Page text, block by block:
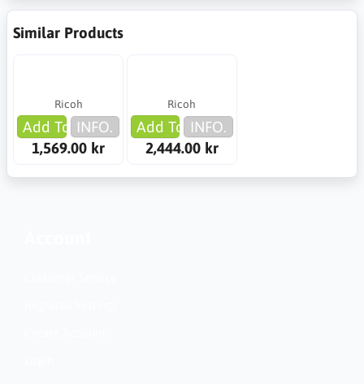
Similar Products
Ricoh
Add To Cart
INFO.
1,569.00 kr
Ricoh
Add To Cart
INFO.
2,444.00 kr